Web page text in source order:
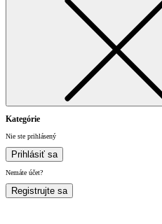
Kategórie
Nie ste prihlásený
Prihlásiť sa
Nemáte účet?
Registrujte sa